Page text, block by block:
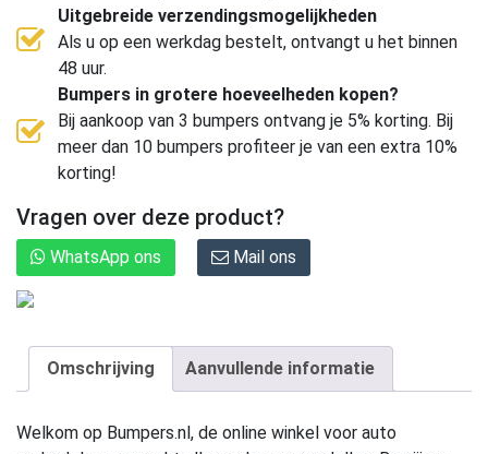
Uitgebreide verzendingsmogelijkheden
Als u op een werkdag bestelt, ontvangt u het binnen
48 uur.
Bumpers in grotere hoeveelheden kopen?
Bij aankoop van 3 bumpers ontvang je 5% korting. Bij
meer dan 10 bumpers profiteer je van een extra 10%
korting!
Vragen over deze product?
WhatsApp ons Mail ons
Omschrijving Aanvullende informatie
Welkom op Bumpers.nl, de online winkel voor auto